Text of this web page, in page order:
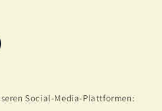
Social-Media-Plattformen: